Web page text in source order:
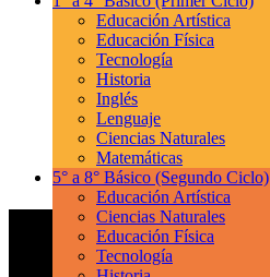
Educación Artística
Educación Física
Tecnología
Historia
Inglés
Lenguaje
Ciencias Naturales
Matemáticas
5° a 8° Básico (Segundo Ciclo)
Educación Artística
Ciencias Naturales
Educación Física
Tecnología